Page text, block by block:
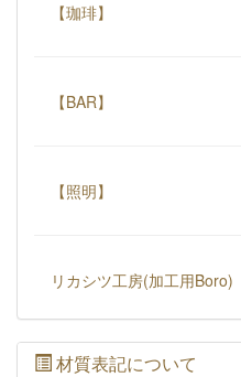
【珈琲】
【BAR】
【照明】
リカシツ工房(加工用Boro)
材質表記について